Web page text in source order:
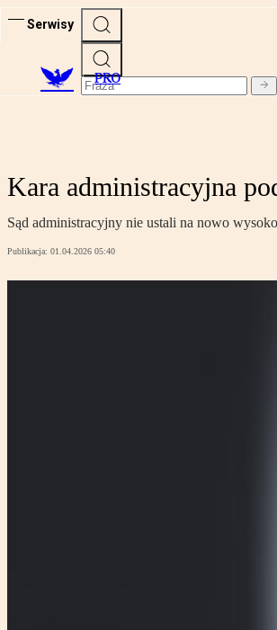
Serwisy
PRO
Kara administracyjna
Sąd administracyjny nie ustali na nowo
Publikacja: 01.04.2026 05:40